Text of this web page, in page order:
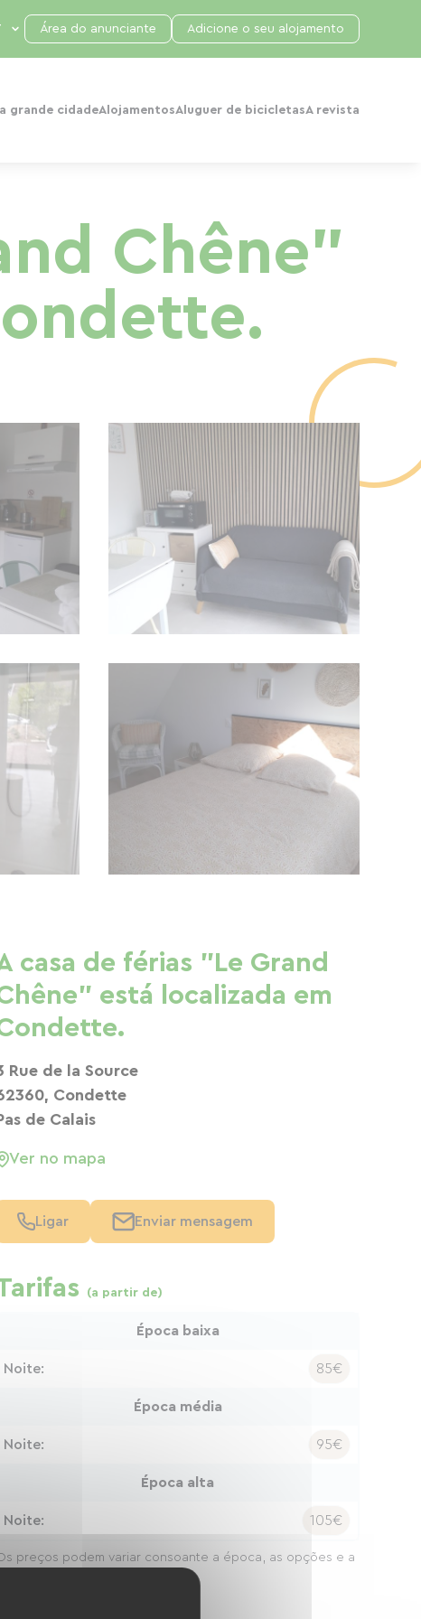
grande cidadeAlojamentosAluguer de bicicletasA revista
Área do anunciante Adicione o seu alojamento
Chêne"
casa de férias "Le Grand
está localizada em
Rue de la Source
Condette
de Calais
Ver no mapa
Ligar Enviar mensagem
(a partir de)
Época baixa
Noite: 85€
Época média
Noite: 95€
Época alta
Noite: 105€
preços podem variar consoante a época, as opções e a